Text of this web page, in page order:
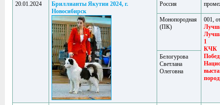
20.01.2024
Бриллианты Якутии 2024, г.
Новосибирск
Россия
Монопородная
(ПК)
001,
1
КЧК
Белогурова
Светлана
Олеговна